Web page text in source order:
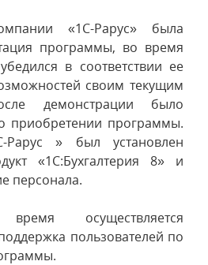
«1С-Рарус» была
программы, во время
в соответствии ее
своим текущим
демонстрации было
приобретении программы.
Рарус » был установлен
«1С:Бухгалтерия 8» и
персонала.
осуществляется
пользователей по